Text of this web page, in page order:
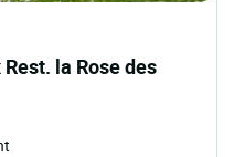
la Rose des